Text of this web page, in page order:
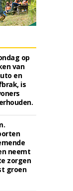
op
van
en
is
neemt
zorgen
groen